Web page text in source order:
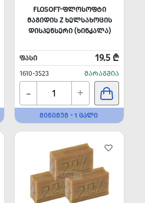
FLOSOFT-ᲤᲚᲝᲡᲝᲤᲢᲘ
ᲛᲐᲒᲘᲓᲘᲡ Z ᲮᲔᲚᲡᲐᲮᲝᲪᲘᲡ
ᲓᲘᲡᲞᲔᲜᲡᲔᲠᲘ (ᲮᲘᲜᲙᲐᲚᲐ)
ᲤᲐᲡᲘ 19.5 ₾
1610-3523 ᲛᲐᲠᲐᲒᲨᲘᲐ
- +
ᲛᲘᲜᲘᲛᲣᲛ - 1 ᲪᲐᲚᲘ